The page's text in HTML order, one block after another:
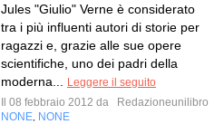
Jules "Giulio" Verne è considerato
tra i più influenti autori di storie per
ragazzi e, grazie alle sue opere
scientifiche, uno dei padri della
moderna...
Leggere il seguito
Il 08 febbraio 2012 da
Redazioneunilibro
NONE NONE